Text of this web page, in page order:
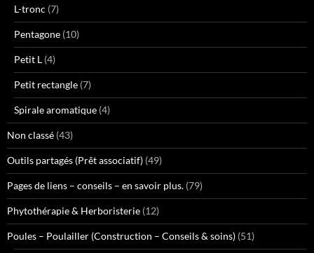
L-tronc (7)
Pentagone (10)
Petit L (4)
Petit rectangle (7)
Spirale aromatique (4)
Non classé (43)
Outils partagés (Prêt associatif) (49)
Pages de liens – conseils – en savoir plus. (79)
Phytothérapie & Herboristerie (12)
Poules – Poulailler (Construction – Conseils & soins) (51)